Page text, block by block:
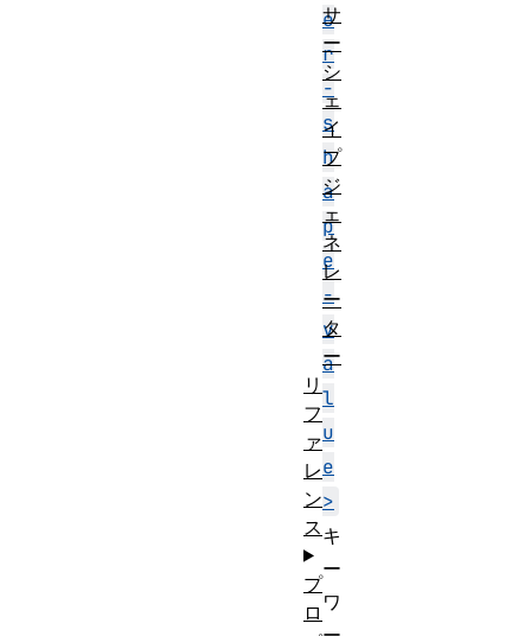
e
r
-
s
h
a
p
e
-
v
a
l
u
e
>
キ
ー
ワ
サ
ー
シ
ェ
イ
プ
ジ
ェ
ネ
レ
ー
タ
ー
リ
フ
ァ
レ
ン
ス
プ
ロ